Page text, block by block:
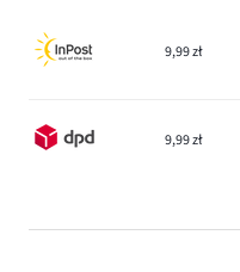
9,99 zł
9,99 zł